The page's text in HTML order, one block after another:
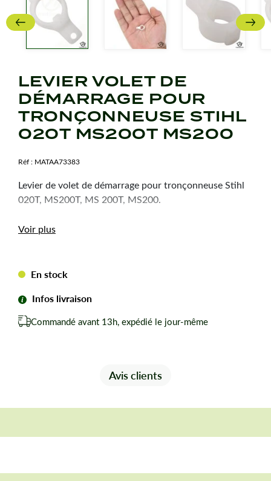
LEVIER VOLET DE
DÉMARRAGE POUR
TRONÇONNEUSE STIHL
020T MS200T MS200
Réf : MATAA73383
Levier de volet de démarrage pour tronçonneuse Stihl
020T, MS200T, MS 200T, MS200.
Voir plus
En stock
Infos livraison
Commandé avant 13h, expédié le jour-même
Avis clients